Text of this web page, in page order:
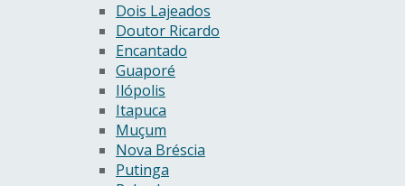
Dois Lajeados
Doutor Ricardo
Encantado
Guaporé
Ilópolis
Itapuca
Muçum
Nova Bréscia
Putinga